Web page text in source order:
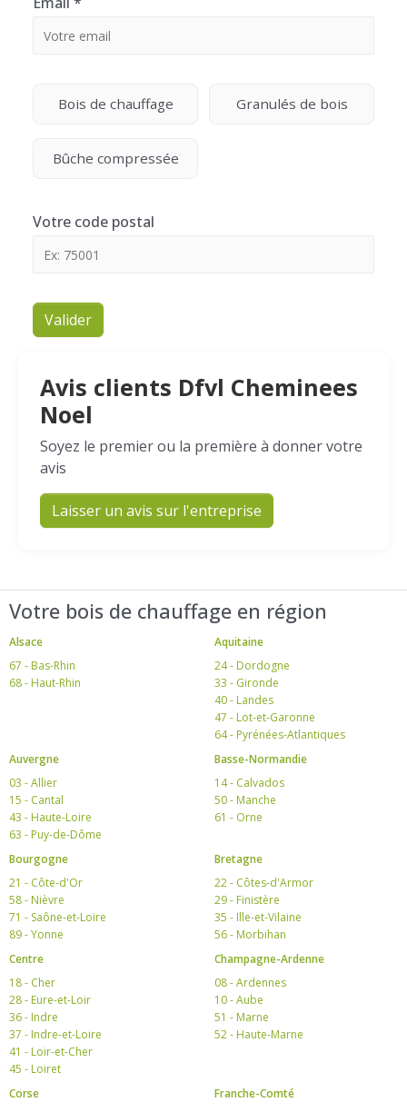
Bois de chauffage Granulés de bois
Bûche compressée
Votre code postal
Valider
Avis clients Dfvl Cheminees
Noel
Soyez le premier ou la première à donner votre
avis
Laisser un avis sur l'entreprise
Votre bois de chauffage en région
Alsace
67 - Bas-Rhin
68 - Haut-Rhin
Aquitaine
24 - Dordogne
33 - Gironde
40 - Landes
47 - Lot-et-Garonne
64 - Pyrénées-Atlantiques
Auvergne
03 - Allier
15 - Cantal
43 - Haute-Loire
63 - Puy-de-Dôme
Basse-Normandie
14 - Calvados
50 - Manche
61 - Orne
Bourgogne
21 - Côte-d'Or
58 - Nièvre
71 - Saône-et-Loire
89 - Yonne
Bretagne
22 - Côtes-d'Armor
29 - Finistère
35 - Ille-et-Vilaine
56 - Morbihan
Centre
18 - Cher
28 - Eure-et-Loir
36 - Indre
37 - Indre-et-Loire
41 - Loir-et-Cher
45 - Loiret
Champagne-Ardenne
08 - Ardennes
10 - Aube
51 - Marne
52 - Haute-Marne
Corse
Franche-Comté